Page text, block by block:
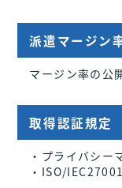
派遣マージン
マージン率の公
取得認証規定
・プライバシー
・ISO/